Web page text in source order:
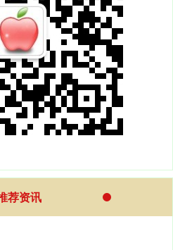
荐资讯